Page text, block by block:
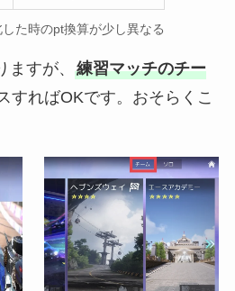
た時のpt換算が少し異なる
すが、
練習マッチのチー
すればOKです。おそらくこ